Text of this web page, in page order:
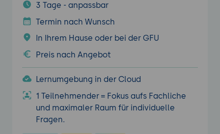
3 Tage - anpassbar
Termin nach Wunsch
In Ihrem Hause oder bei der GFU
Preis nach Angebot
Lernumgebung in der Cloud
1 Teilnehmender = Fokus aufs Fachliche
und maximaler Raum für individuelle
Fragen.